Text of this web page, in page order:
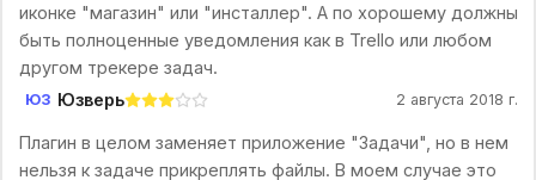
иконке "магазин" или "инсталлер". А по хорошему должны
быть полноценные уведомления как в Trello или любом
другом трекере задач.
ЮЗ Юзверь 2 августа 2018 г.
Плагин в целом заменяет приложение "Задачи", но в нем
нельзя к задаче прикреплять файлы. В моем случае это